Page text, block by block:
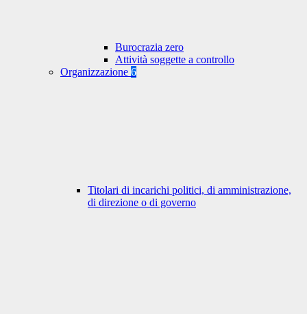
Burocrazia zero
Attività soggette a controllo
Organizzazione 6
Titolari di incarichi politici, di amministrazione,
di direzione o di governo